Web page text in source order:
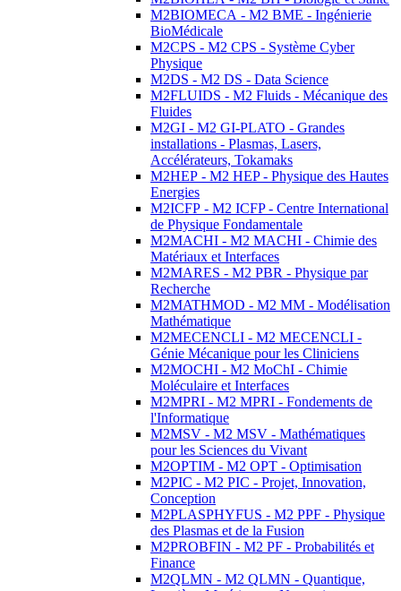
M2BIOMECA - M2 BME - Ingénierie
BioMédicale
M2CPS - M2 CPS - Système Cyber
Physique
M2DS - M2 DS - Data Science
M2FLUIDS - M2 Fluids - Mécanique des
Fluides
M2GI - M2 GI-PLATO - Grandes
installations - Plasmas, Lasers,
Accélérateurs, Tokamaks
M2HEP - M2 HEP - Physique des Hautes
Energies
M2ICFP - M2 ICFP - Centre International
de Physique Fondamentale
M2MACHI - M2 MACHI - Chimie des
Matériaux et Interfaces
M2MARES - M2 PBR - Physique par
Recherche
M2MATHMOD - M2 MM - Modélisation
Mathématique
M2MECENCLI - M2 MECENCLI -
Génie Mécanique pour les Cliniciens
M2MOCHI - M2 MoChI - Chimie
Moléculaire et Interfaces
M2MPRI - M2 MPRI - Fondements de
l'Informatique
M2MSV - M2 MSV - Mathématiques
pour les Sciences du Vivant
M2OPTIM - M2 OPT - Optimisation
M2PIC - M2 PIC - Projet, Innovation,
Conception
M2PLASPHYFUS - M2 PPF - Physique
des Plasmas et de la Fusion
M2PROBFIN - M2 PF - Probabilités et
Finance
M2QLMN - M2 QLMN - Quantique,